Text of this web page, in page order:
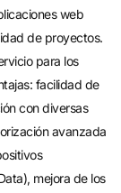
web
de proyectos.
para los
facilidad de
con diversas
avanzada
mejora de los